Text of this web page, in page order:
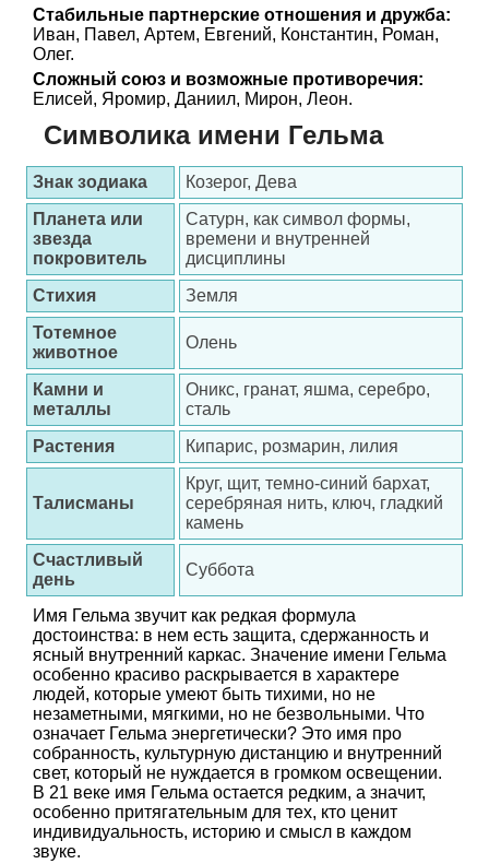
Стабильные партнерские отношения и дружба:
Иван, Павел, Артем, Евгений, Константин, Роман,
Олег.
Сложный союз и возможные противоречия:
Елисей, Яромир, Даниил, Мирон, Леон.
Символика имени Гельма
Знак зодиака
Козерог, Дева
Планета или
звезда
покровитель
Сатурн, как символ формы,
времени и внутренней
дисциплины
Стихия
Земля
Тотемное
животное
Олень
Камни и
металлы
Оникс, гранат, яшма, серебро,
сталь
Растения
Кипарис, розмарин, лилия
Талисманы
Круг, щит, темно-синий бархат,
серебряная нить, ключ, гладкий
камень
Счастливый
день
Суббота
Имя Гельма звучит как редкая формула
достоинства: в нем есть защита, сдержанность и
ясный внутренний каркас. Значение имени Гельма
особенно красиво раскрывается в характере
людей, которые умеют быть тихими, но не
незаметными, мягкими, но не безвольными. Что
означает Гельма энергетически? Это имя про
собранность, культурную дистанцию и внутренний
свет, который не нуждается в громком освещении.
В 21 веке имя Гельма остается редким, а значит,
особенно притягательным для тех, кто ценит
индивидуальность, историю и смысл в каждом
звуке.